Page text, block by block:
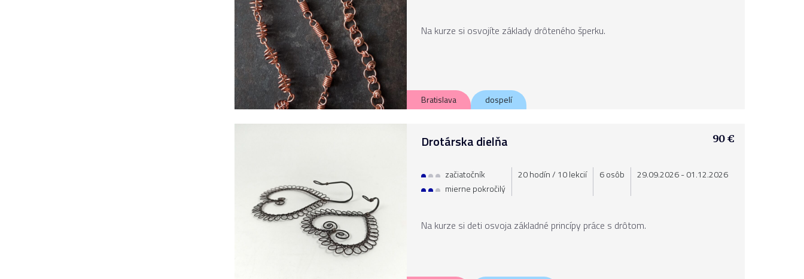
Bratislava dospelí
Na kurze si osvojíte základy drôteného šperku.
Drotárska dielňa 90 €
začiatočník
mierne pokročilý
20 hodín / 10 lekcií 6 osôb 29.09.2026 - 01.12.2026
Na kurze si deti osvoja základné princípy práce s drôtom.